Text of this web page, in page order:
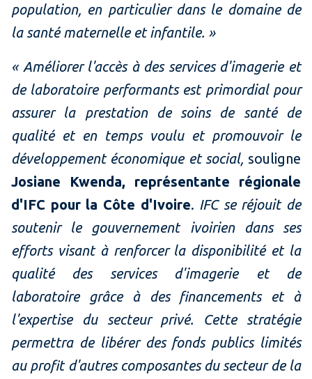
population, en particulier dans le domaine de
la santé maternelle et infantile. »
« Améliorer l'accès à des services d'imagerie et
de laboratoire performants est primordial pour
assurer la prestation de soins de santé de
qualité et en temps voulu et promouvoir le
développement économique et social, souligne
Josiane Kwenda, représentante régionale
d'IFC pour la Côte d'Ivoire. IFC se réjouit de
soutenir le gouvernement ivoirien dans ses
efforts visant à renforcer la disponibilité et la
qualité des services d'imagerie et de
laboratoire grâce à des financements et à
l'expertise du secteur privé. Cette stratégie
permettra de libérer des fonds publics limités
au profit d'autres composantes du secteur de la